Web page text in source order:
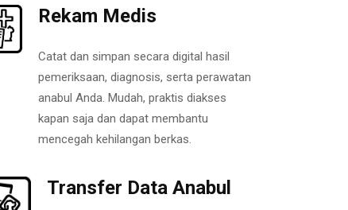
Rekam Medis
Catat dan simpan secara digital hasil
pemeriksaan, diagnosis, serta perawatan
anabul Anda. Mudah, praktis diakses
kapan saja dan dapat membantu
mencegah kehilangan berkas.
Transfer Data Anabul